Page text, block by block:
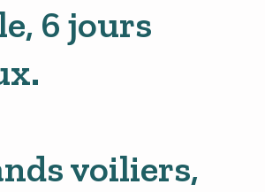
6 jours
voiliers,